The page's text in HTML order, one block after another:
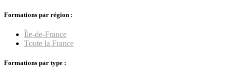
Formations par région :
Île-de-France
Toute la France
Formations par type :